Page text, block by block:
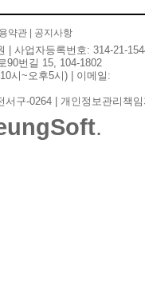
약관 공지사항
| 사업자등록번호: 314-21-
90번길 15, 104-1802
시~오후5시) | 이메일:
서구-0264 | 개인정보관리책
.